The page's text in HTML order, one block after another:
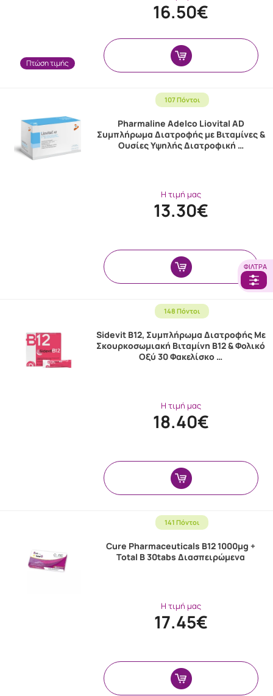
ΦΊΛΤΡΑ
Πτώση τιμής
16.50€
107 Πόντοι
Pharmaline Adelco Liovital AD
Συμπλήρωμα Διατροφής με Βιταμίνες &
Ουσίες Υψηλής Διατροφική …
Η τιμή μας
13.30€
148 Πόντοι
Sidevit B12, Συμπλήρωμα Διατροφής Με
Σκουρκοσωμιακή Βιταμίνη B12 & Φολικό
Οξύ 30 Φακελίσκο …
Η τιμή μας
18.40€
141 Πόντοι
Cure Pharmaceuticals B12 1000μg +
Total B 30tabs Διασπειρώμενα
Η τιμή μας
17.45€